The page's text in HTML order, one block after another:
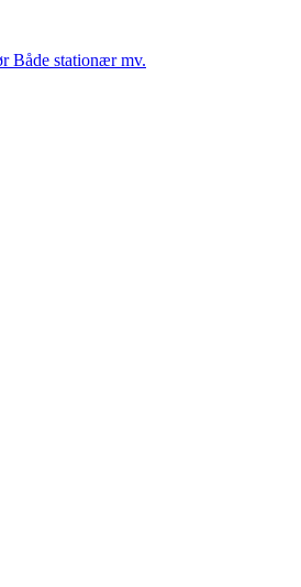
Både stationær mv.